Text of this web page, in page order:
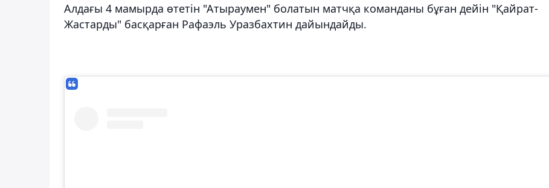
Алдағы 4 мамырда өтетін "Атыраумен" болатын матчқа команданы бұған дейін "Қайрат-
Жастарды" басқарған Рафаэль Уразбахтин дайындайды.